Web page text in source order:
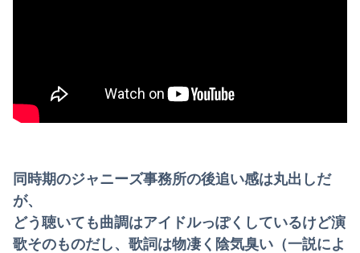
同時期のジャニーズ事務所の後追い感は丸出しだ
が、
どう聴いても曲調はアイドルっぽくしているけど演
歌そのものだし、歌詞は物凄く陰気臭い（一説によ